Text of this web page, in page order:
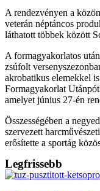
A rendezvényen a
veterán néptáncos
láthatott többek között
A formagyakorlatos
zsúfolt
akrobatikus elemekkel
Formagyakorlat
amelyet június 27-én
Összességében a
szervezett
erősítette a sportág
Legfrissebb